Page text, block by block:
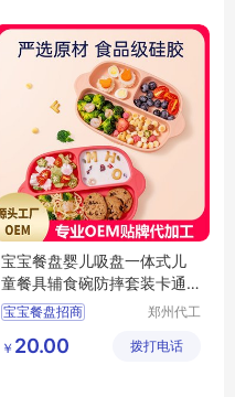
宝宝餐盘婴儿吸盘一体式儿
童餐具辅食碗防摔套装卡通
分格招商代理定制批发
宝宝餐盘招商
婴儿餐盘定制
郑州代工
技有限公
￥ 20.00 拨打电话